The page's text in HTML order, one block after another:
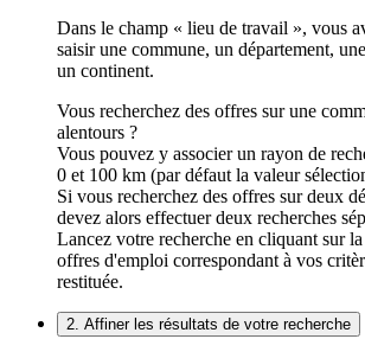
Dans le champ « lieu de travail », vous
saisir une commune, un département,
un continent.
Vous recherchez des offres sur une
alentours ?
Vous pouvez y associer un rayon de
0 et 100 km (par défaut la valeur
Si vous recherchez des offres sur deux
devez alors effectuer deux recherches
Lancez votre recherche en cliquant sur
offres d'emploi correspondant à vos
restituée.
2. Affiner les résultats de votre recherche